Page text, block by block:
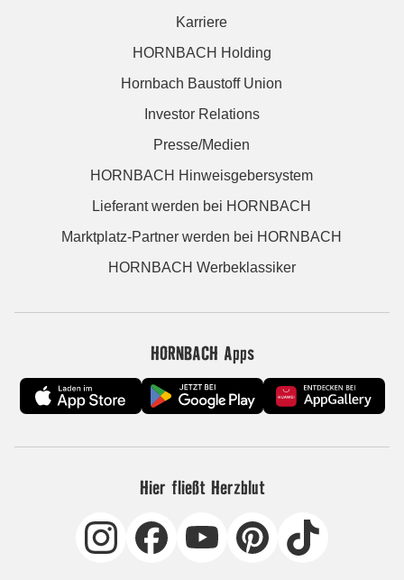
Karriere
HORNBACH Holding
Hornbach Baustoff Union
Investor Relations
Presse/Medien
HORNBACH Hinweisgebersystem
Lieferant werden bei HORNBACH
Marktplatz-Partner werden bei HORNBACH
HORNBACH Werbeklassiker
HORNBACH Apps
Hier fließt Herzblut